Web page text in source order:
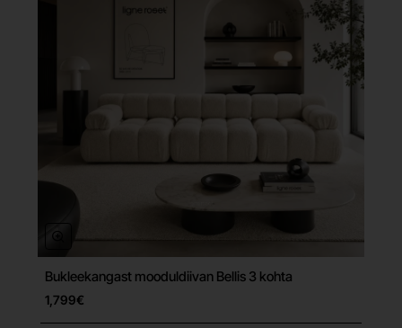
Tasuta tarne
Bukleekangast mooduldiivan Bellis 3 kohta
1,799€